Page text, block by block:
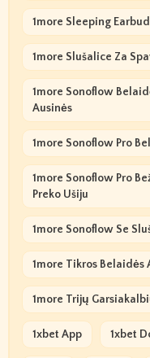
1more Sleeping
1more Slušalice Za
1more Sonoflow
Ausinės
1more Sonoflow Pro
1more Sonoflow Pro
Preko Ušiju
1more Sonoflow Se
1more Tikros Belaidės
1more Trijų
1xbet App 1xbet